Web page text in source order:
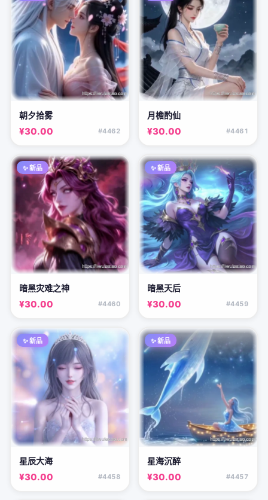
朝夕拾雾
¥30.00 #4462
月檐酌仙
¥30.00 #4461
✨ 新品
暗黑灾难之神
¥30.00 #4460
✨ 新品
暗黑天后
¥30.00 #4459
✨ 新品
星辰大海
¥30.00 #4458
✨ 新品
星海沉醉
¥30.00 #4457